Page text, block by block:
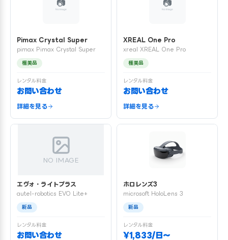
Pimax Crystal Super
pimax Pimax Crystal Super
極美品
レンタル料金
お問い合わせ
詳細を見る
XREAL One Pro
xreal XREAL One Pro
極美品
レンタル料金
お問い合わせ
詳細を見る
NO IMAGE
エヴォ・ライトプラス
autel-robotics EVO Lite+
新品
レンタル料金
お問い合わせ
ホロレンズ3
microsoft HoloLens 3
新品
レンタル料金
¥1,833/日〜